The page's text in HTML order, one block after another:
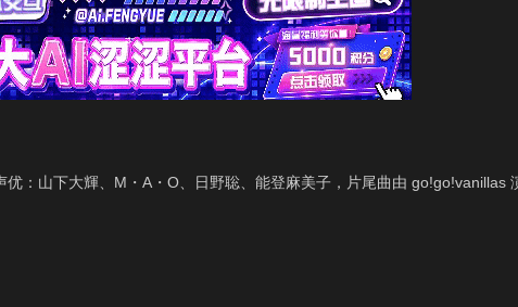
：山下大輝、M・A・O、日野聡、能登麻美子，片尾曲由 go!go!vanillas